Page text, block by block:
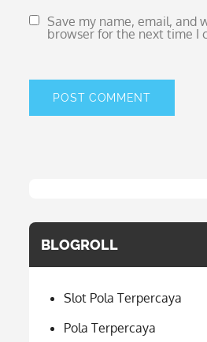
Save my name, email, and
browser for the next time I
BLOGROLL
Slot Pola Terpercaya
Pola Terpercaya